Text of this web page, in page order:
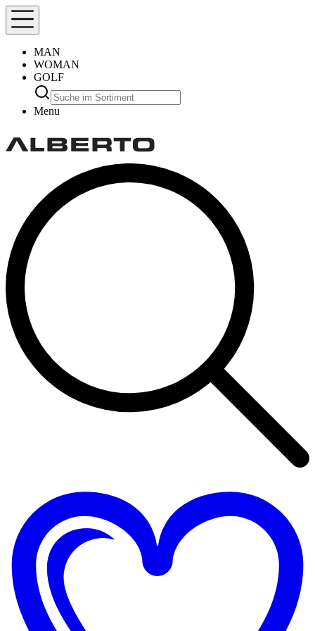
MAN
WOMAN
GOLF
Menu